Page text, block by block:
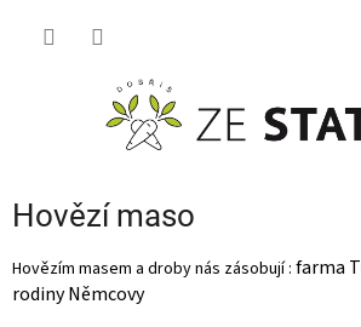
Hovězí maso
Hovězím masem a droby nás zásobují : farma
rodiny Němcovy